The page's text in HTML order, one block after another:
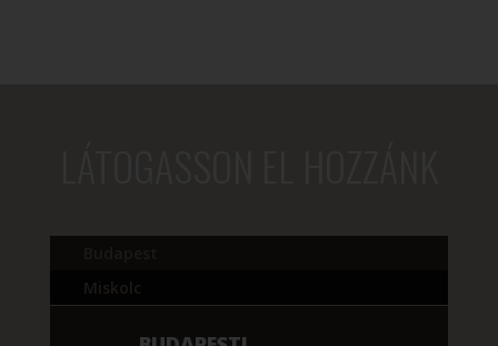
Miskolc